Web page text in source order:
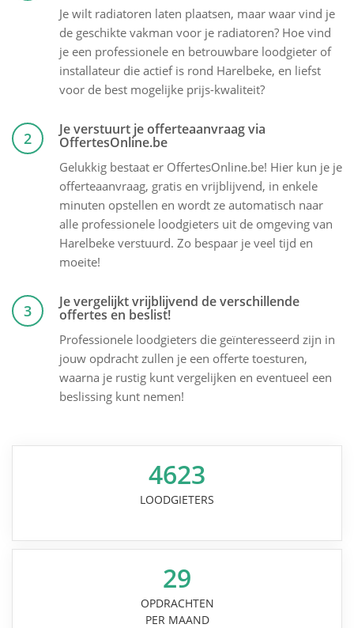
Je wilt radiatoren laten plaatsen, maar waar vind je
de geschikte vakman voor je radiatoren? Hoe vind
je een professionele en betrouwbare loodgieter of
installateur die actief is rond Harelbeke, en liefst
voor de best mogelijke prijs-kwaliteit?
2 Je verstuurt je offerteaanvraag via
OffertesOnline.be
Gelukkig bestaat er OffertesOnline.be! Hier kun je je
offerteaanvraag, gratis en vrijblijvend, in enkele
minuten opstellen en wordt ze automatisch naar
alle professionele loodgieters uit de omgeving van
Harelbeke verstuurd. Zo bespaar je veel tijd en
moeite!
3 Je vergelijkt vrijblijvend de verschillende
offertes en beslist!
Professionele loodgieters die geïnteresseerd zijn in
jouw opdracht zullen je een offerte toesturen,
waarna je rustig kunt vergelijken en eventueel een
beslissing kunt nemen!
4623
LOODGIETERS
29
OPDRACHTEN
PER MAAND